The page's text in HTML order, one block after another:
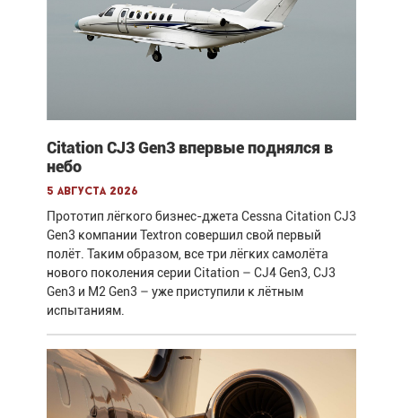
Citation CJ3 Gen3 впервые поднялся в
небо
5 августа 2026
Прототип лёгкого бизнес-джета Cessna Citation CJ3
Gen3 компании Textron совершил свой первый
полёт. Таким образом, все три лёгких самолёта
нового поколения серии Citation – CJ4 Gen3, CJ3
Gen3 и M2 Gen3 – уже приступили к лётным
испытаниям.